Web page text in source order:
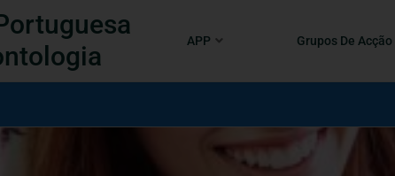
APP Grupos De Acção